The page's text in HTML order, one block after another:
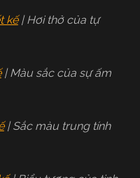
kế| Hơi thở của tự
| Màu sắc của sự ấm
| Sắc màu trung tính